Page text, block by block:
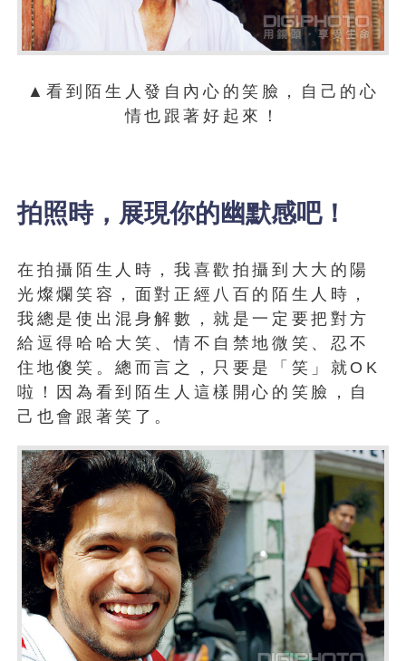
▲看到陌生人發自內心的笑臉，自己的心
情也跟著好起來！
拍照時，展現你的幽默感吧！
在拍攝陌生人時，我喜歡拍攝到大大的陽
光燦爛笑容，面對正經八百的陌生人時，
我總是使出混身解數，就是一定要把對方
給逗得哈哈大笑、情不自禁地微笑、忍不
住地傻笑。總而言之，只要是「笑」就OK
啦！因為看到陌生人這樣開心的笑臉，自
己也會跟著笑了。